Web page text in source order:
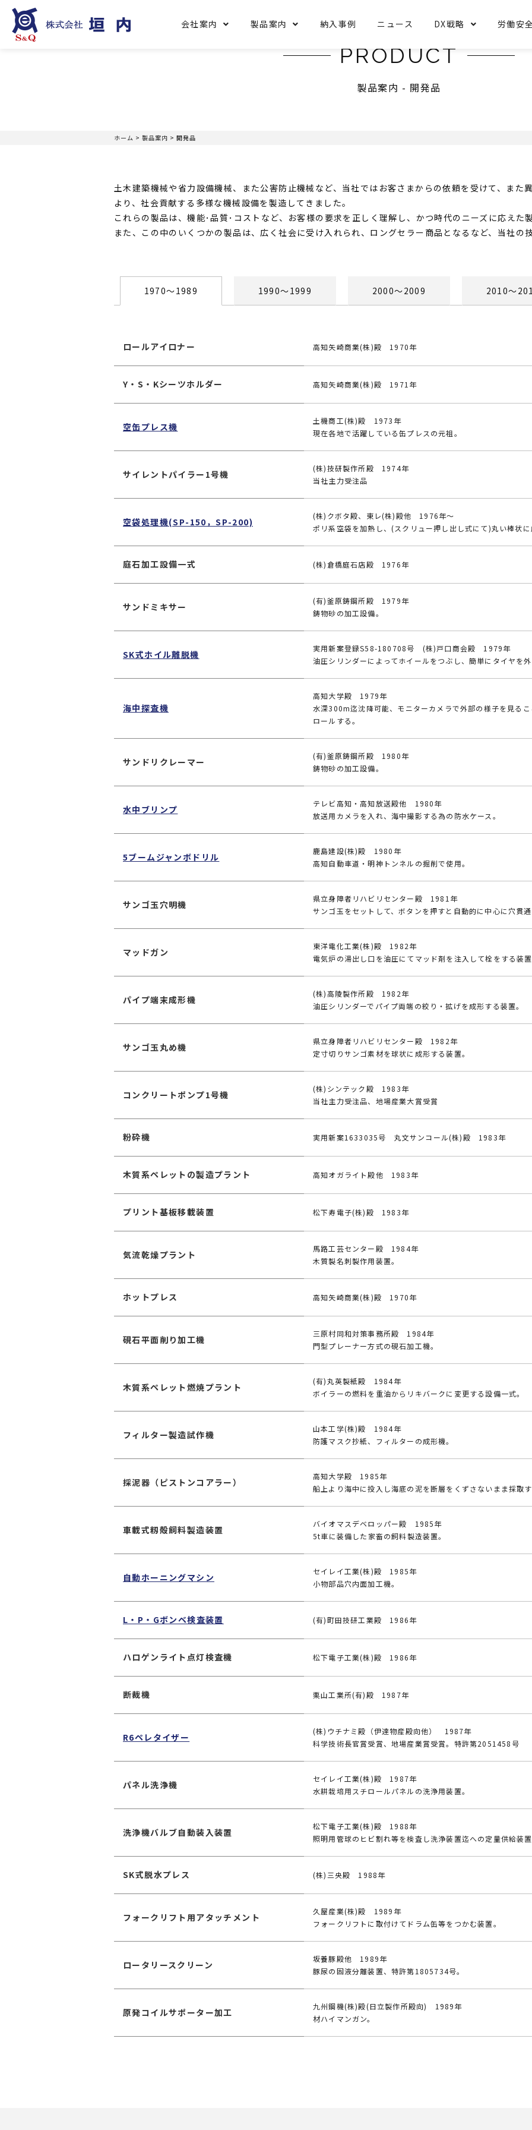
会社案内 製品案内 納入事例 ニュース DX戦略 労働安
PRODUCT
製品案内 - 開発品
ホーム > 製品案内 > 開発品
土木建築機械や省力設備機械、また公害防止機械など、当社ではお客さまからの依頼を受けて、また
より、社会貢献する多様な機械設備を製造してきました。
これらの製品は、機能･品質･コストなど、お客様の要求を正しく理解し、かつ時代のニーズに応えた製
また、この中のいくつかの製品は、広く社会に受け入れられ、ロングセラー商品となるなど、当社の
1970〜1989 1990〜1999 2000〜2009 2010〜
ロールアイロナー 高知矢崎商業(株)殿 1970年
Y・S・Kシーツホルダー 高知矢崎商業(株)殿 1971年
空缶プレス機
土機商工(株)殿 1973年
現在各地で活躍している缶プレスの元祖。
サイレントパイラー1号機
(株)技研製作所殿 1974年
当社主力受注品
空袋処理機(SP-150，SP-200)
(株)クボタ殿、東レ(株)殿他 1976年～
ポリ系空袋を加熱し、(スクリュー押し出し式にて)丸い棒状に
庭石加工設備一式 (株)倉橋庭石店殿 1976年
サンドミキサー
(有)釜原鋳鋼所殿 1979年
鋳物砂の加工設備。
SK式ホイル離脱機
実用新案登録S58-180708号 (株)戸口商会殿 1979年
油圧シリンダーによってホイールをつぶし、簡単にタイヤを外
海中探査機
高知大学殿 1979年
水深300m迄沈降可能、モニターカメラで外部の様子を見る
ロールする。
サンドリクレーマー
(有)釜原鋳鋼所殿 1980年
鋳物砂の加工設備。
水中ブリンプ
テレビ高知・高知放送殿他 1980年
放送用カメラを入れ、海中撮影する為の防水ケース。
5ブームジャンボドリル
鹿島建設(株)殿 1980年
高知自動車道・明神トンネルの掘削で使用。
サンゴ玉穴明機
県立身障者リハビリセンター殿 1981年
サンゴ玉をセットして、ボタンを押すと自動的に中心に穴貫通
マッドガン
東洋電化工業(株)殿 1982年
電気炉の湯出し口を油圧にてマッド剤を注入して栓をする装置
パイプ端末成形機
(株)高陵製作所殿 1982年
油圧シリンダーでパイプ両端の絞り・拡げを成形する装置。
サンゴ玉丸め機
県立身障者リハビリセンター殿 1982年
定寸切りサンゴ素材を球状に成形する装置。
コンクリートポンプ1号機
(株)シンテック殿 1983年
当社主力受注品、地場産業大賞受賞
粉砕機 実用新案1633035号 丸文サンコール(株)殿 1983年
木質系ペレットの製造プラント 高知オガライト殿他 1983年
プリント基板移載装置 松下寿電子(株)殿 1983年
気流乾燥プラント
馬路工芸センター殿 1984年
木質製名刺製作用装置。
ホットプレス 高知矢崎商業(株)殿 1970年
硯石平面削り加工機
三原村同和対策事務所殿 1984年
門型プレーナー方式の硯石加工機。
木質系ペレット燃焼プラント
(有)丸英製紙殿 1984年
ボイラーの燃料を重油からリキバークに変更する設備一式。
フィルター製造試作機
山本工学(株)殿 1984年
防護マスク抄紙、フィルターの成形機。
採泥器（ピストンコアラー）
高知大学殿 1985年
船上より海中に投入し海底の泥を断層をくずさないまま採取す
車載式籾殻飼料製造装置
バイオマスデベロッパー殿 1985年
5t車に装備した家畜の飼料製造装置。
自動ホーニングマシン
セイレイ工業(株)殿 1985年
小物部品穴内面加工機。
L・P・Gボンベ検査装置 (有)町田技研工業殿 1986年
ハロゲンライト点灯検査機 松下電子工業(株)殿 1986年
断裁機 栗山工業所(有)殿 1987年
R6ペレタイザー
(株)ウチナミ殿（伊達物産殿向他） 1987年
科学技術長官賞受賞、地場産業賞受賞。特許第2051458号
パネル洗浄機
セイレイ工業(株)殿 1987年
水耕栽培用スチロールパネルの洗浄用装置。
洗浄機バルブ自動装入装置
松下電子工業(株)殿 1988年
照明用管球のヒビ割れ等を検査し洗浄装置迄への定量供給装置
SK式脱水プレス (株)三央殿 1988年
フォークリフト用アタッチメント
久屋産業(株)殿 1989年
フォークリフトに取付けてドラム缶等をつかむ装置。
ロータリースクリーン
坂養豚殿他 1989年
豚尿の固液分離装置、特許第1805734号。
原発コイルサポーター加工
九州鋼機(株)殿(日立製作所殿向) 1989年
材ハイマンガン。